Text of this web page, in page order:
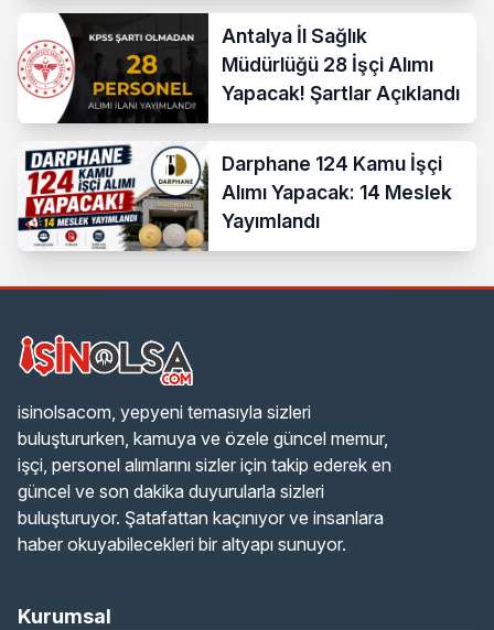
Antalya İl Sağlık
Müdürlüğü 28 İşçi Alımı
Yapacak! Şartlar Açıklandı
Darphane 124 Kamu İşçi
Alımı Yapacak: 14 Meslek
Yayımlandı
isinolsacom, yepyeni temasıyla sizleri
buluştururken, kamuya ve özele güncel memur,
işçi, personel alımlarını sizler için takip ederek en
güncel ve son dakika duyurularla sizleri
buluşturuyor. Şatafattan kaçınıyor ve insanlara
haber okuyabilecekleri bir altyapı sunuyor.
Kurumsal